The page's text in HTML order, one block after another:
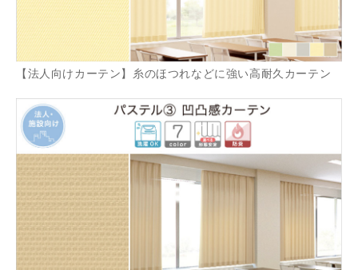
【法人向けカーテン】糸のほつれなどに強い高耐久カーテン